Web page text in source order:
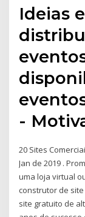
Ideias
-
20 Sites
Jan de 2019 .
uma loja virtual
construtor de
site gratuito de